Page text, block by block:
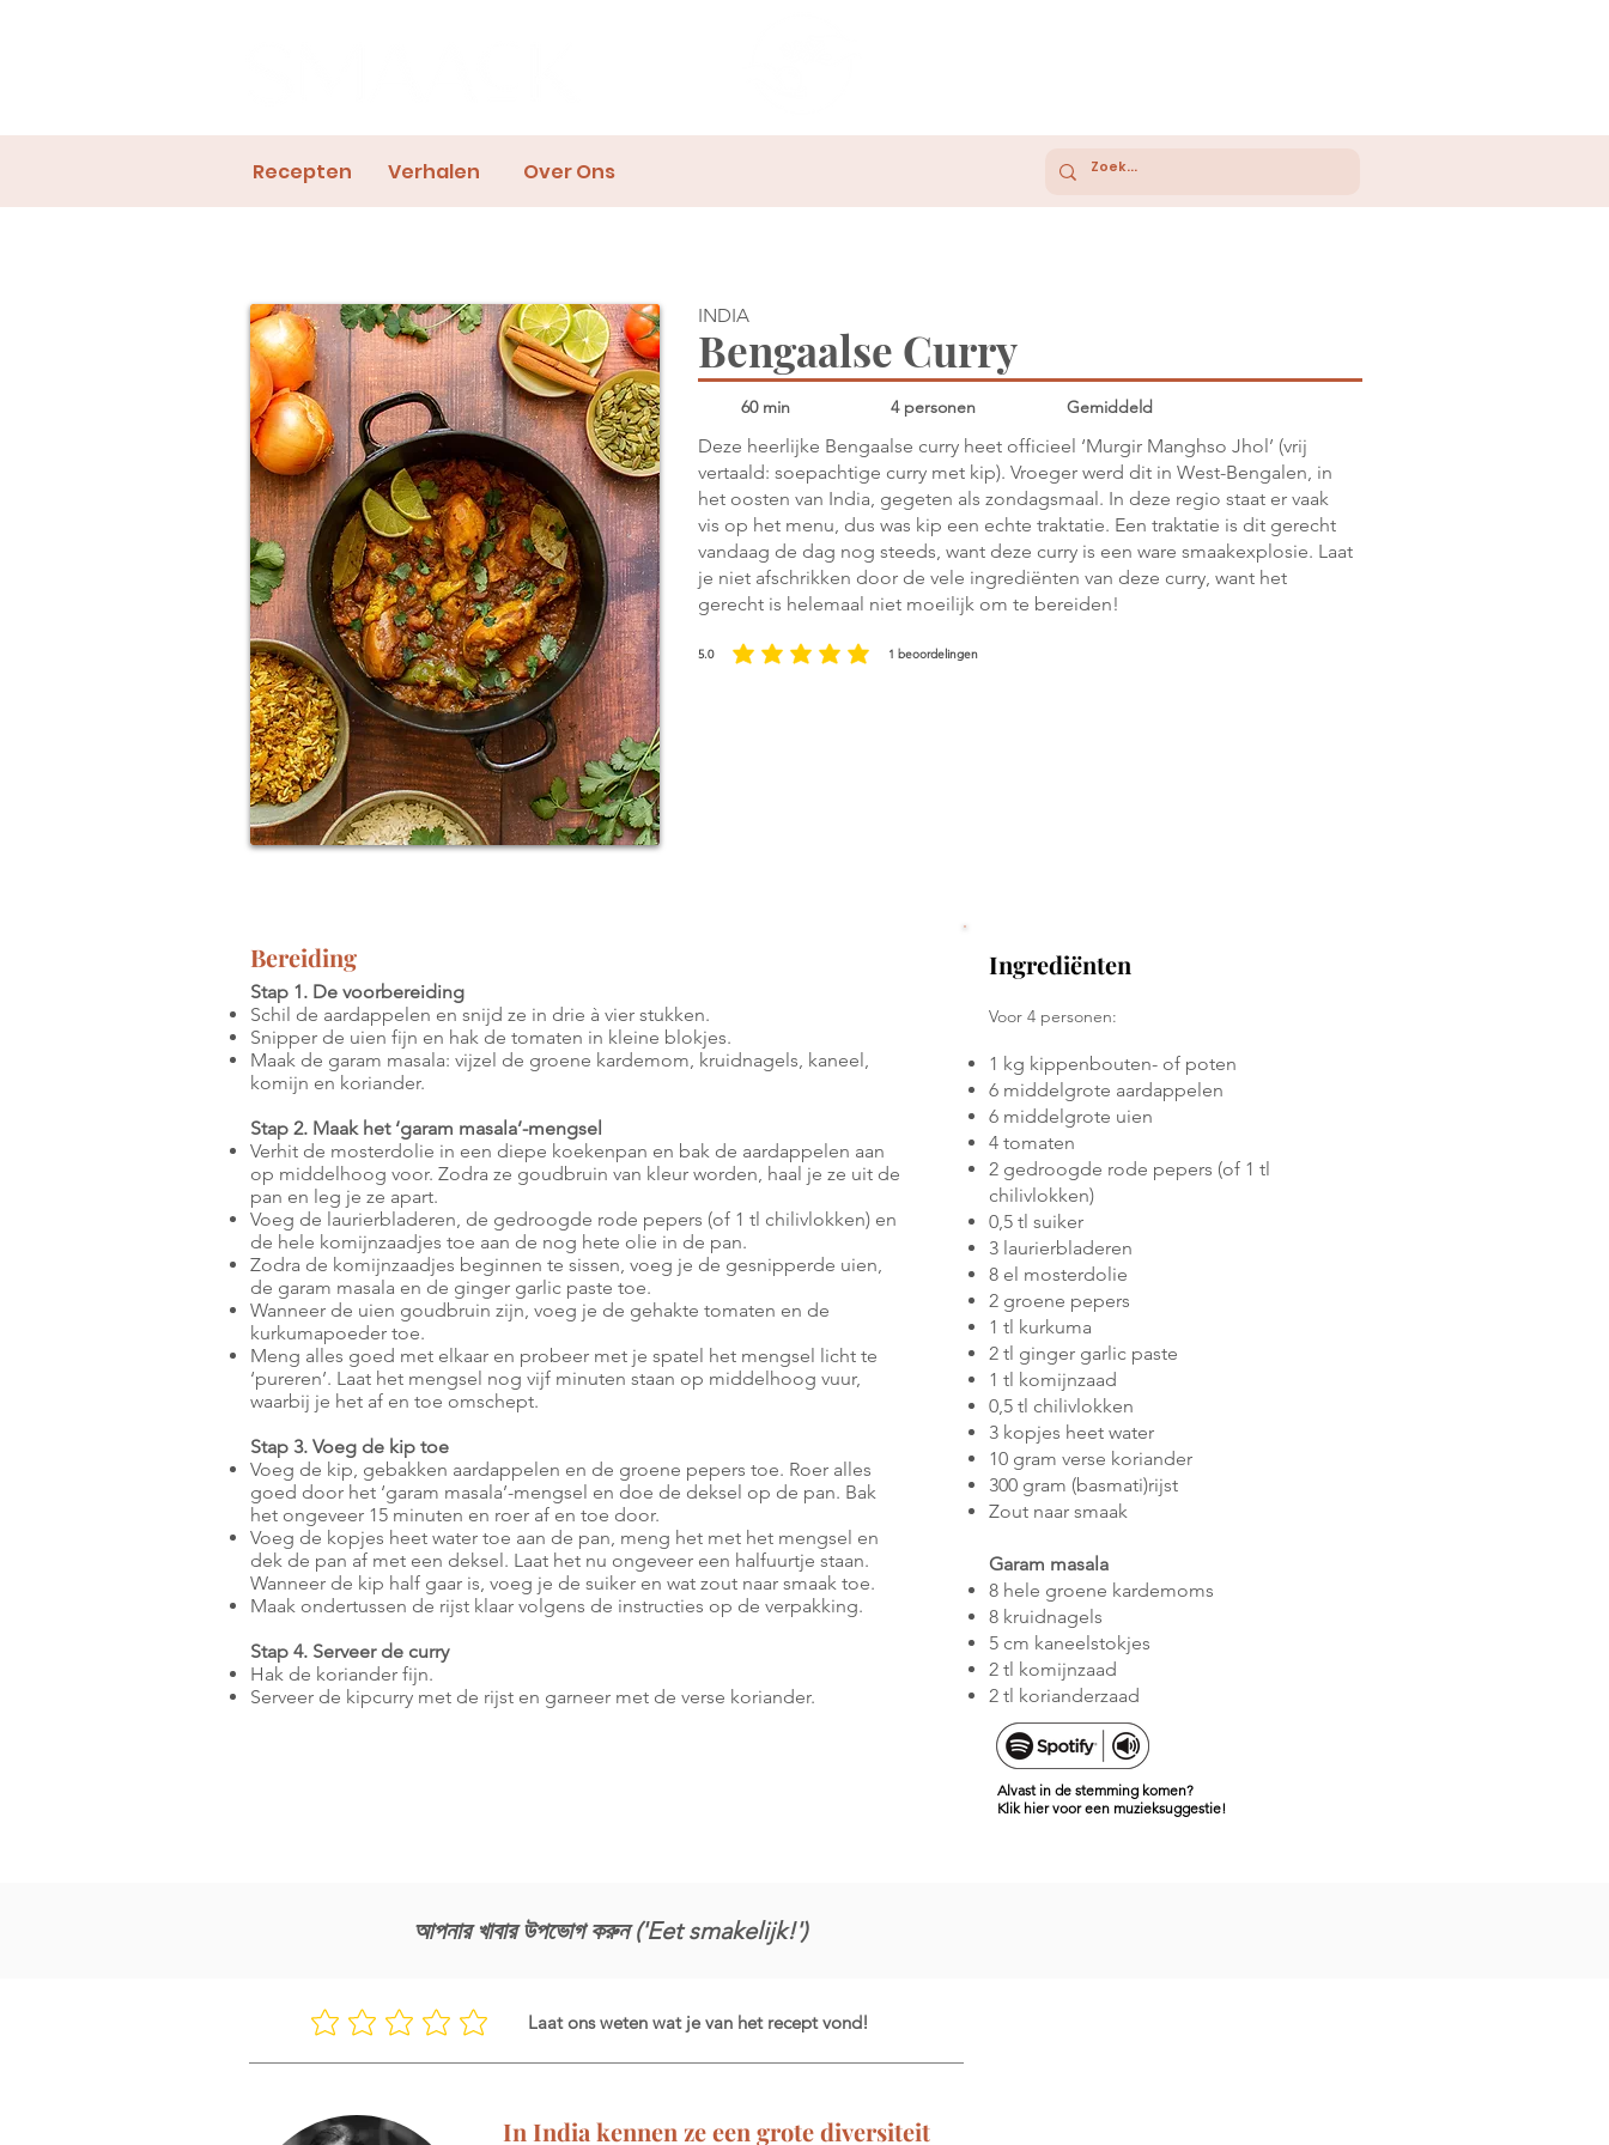
Recepten Verhalen Over Ons
INDIA
Bengaalse Curry
60 min 4 personen Gemiddeld
Deze heerlijke Bengaalse curry heet officieel ‘Murgir Manghso Jhol’ (vrij
vertaald: soepachtige curry met kip). Vroeger werd dit in West-Bengalen, in
het oosten van India, gegeten als zondagsmaal. In deze regio staat er vaak
vis op het menu, dus was kip een echte traktatie. Een traktatie is dit gerecht
vandaag de dag nog steeds, want deze curry is een ware smaakexplosie. Laat
je niet afschrikken door de vele ingrediënten van deze curry, want het
gerecht is helemaal niet moeilijk om te bereiden!
5.0 1 beoordelingen
gemiddelde waardering 5 uit 5, gebaseerd op 1 stemmen, beoordelingen
Bereiding
Stap 1. De voorbereiding
Schil de aardappelen en snijd ze in drie à vier stukken.
Snipper de uien fijn en hak de tomaten in kleine blokjes.
Maak de garam masala: vijzel de groene kardemom, kruidnagels, kaneel,
komijn en koriander.
Stap 2. Maak het ‘garam masala’-mengsel
Verhit de mosterdolie in een diepe koekenpan en bak de aardappelen aan
op middelhoog voor. Zodra ze goudbruin van kleur worden, haal je ze uit de
pan en leg je ze apart.
Voeg de laurierbladeren, de gedroogde rode pepers (of 1 tl chilivlokken) en
de hele komijnzaadjes toe aan de nog hete olie in de pan.
Zodra de komijnzaadjes beginnen te sissen, voeg je de gesnipperde uien,
de garam masala en de ginger garlic paste toe.
Wanneer de uien goudbruin zijn, voeg je de gehakte tomaten en de
kurkumapoeder toe.
Meng alles goed met elkaar en probeer met je spatel het mengsel licht te
‘pureren’. Laat het mengsel nog vijf minuten staan op middelhoog vuur,
waarbij je het af en toe omschept.
Stap 3. Voeg de kip toe
Voeg de kip, gebakken aardappelen en de groene pepers toe. Roer alles
goed door het ‘garam masala’-mengsel en doe de deksel op de pan. Bak
het ongeveer 15 minuten en roer af en toe door.
Voeg de kopjes heet water toe aan de pan, meng het met het mengsel en
dek de pan af met een deksel. Laat het nu ongeveer een halfuurtje staan.
Wanneer de kip half gaar is, voeg je de suiker en wat zout naar smaak toe.
Maak ondertussen de rijst klaar volgens de instructies op de verpakking.
Stap 4. Serveer de curry
Hak de koriander fijn.
Serveer de kipcurry met de rijst en garneer met de verse koriander.
Ingrediënten
Voor 4 personen:
1 kg kippenbouten- of poten
6 middelgrote aardappelen
6 middelgrote uien
4 tomaten
2 gedroogde rode pepers (of 1 tl
chilivlokken)
0,5 tl suiker
3 laurierbladeren
8 el mosterdolie
2 groene pepers
1 tl kurkuma
2 tl ginger garlic paste
1 tl komijnzaad
0,5 tl chilivlokken
3 kopjes heet water
10 gram verse koriander
300 gram (basmati)rijst
Zout naar smaak
Garam masala
8 hele groene kardemoms
8 kruidnagels
5 cm kaneelstokjes
2 tl komijnzaad
2 tl korianderzaad
Alvast in de stemming komen?
Klik hier voor een muzieksuggestie!
আপনার খাবার উপভোগ করুন ('Eet smakelijk!')
Laat ons weten wat je van het recept vond!
In India kennen ze een grote diversiteit